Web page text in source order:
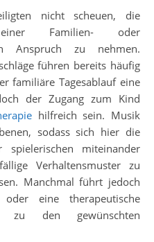
nicht scheuen, die
Familien- oder
in Anspruch zu nehmen.
führen bereits häufig
familiäre Tagesablauf eine
der Zugang zum Kind
hilfreich sein. Musik
sodass sich hier die
miteinander
Verhaltensmuster zu
Manchmal führt jedoch
eine therapeutische
zu den gewünschten